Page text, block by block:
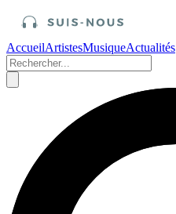
AccueilArtistesMusiqueActualités